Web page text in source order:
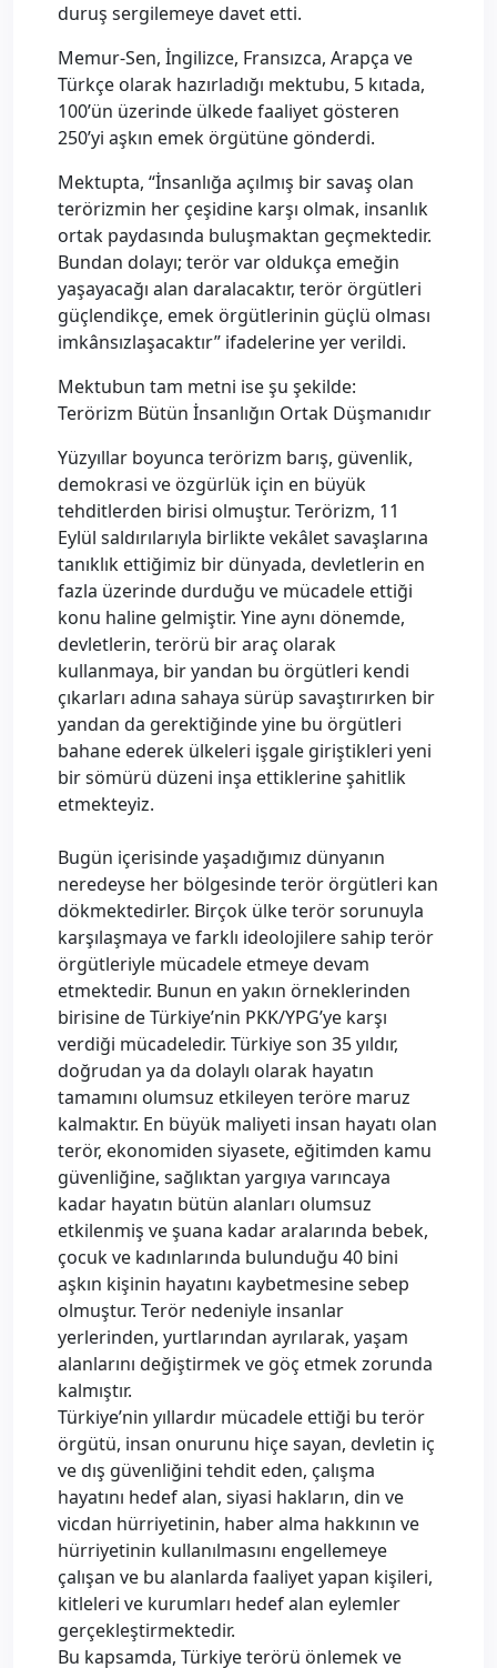
duruş sergilemeye davet etti.
Memur-Sen, İngilizce, Fransızca, Arapça ve
Türkçe olarak hazırladığı mektubu, 5 kıtada,
100’ün üzerinde ülkede faaliyet gösteren
250’yi aşkın emek örgütüne gönderdi.
Mektupta, “İnsanlığa açılmış bir savaş olan
terörizmin her çeşidine karşı olmak, insanlık
ortak paydasında buluşmaktan geçmektedir.
Bundan dolayı; terör var oldukça emeğin
yaşayacağı alan daralacaktır, terör örgütleri
güçlendikçe, emek örgütlerinin güçlü olması
imkânsızlaşacaktır” ifadelerine yer verildi.
Mektubun tam metni ise şu şekilde:
Terörizm Bütün İnsanlığın Ortak Düşmanıdır
Yüzyıllar boyunca terörizm barış, güvenlik,
demokrasi ve özgürlük için en büyük
tehditlerden birisi olmuştur. Terörizm, 11
Eylül saldırılarıyla birlikte vekâlet savaşlarına
tanıklık ettiğimiz bir dünyada, devletlerin en
fazla üzerinde durduğu ve mücadele ettiği
konu haline gelmiştir. Yine aynı dönemde,
devletlerin, terörü bir araç olarak
kullanmaya, bir yandan bu örgütleri kendi
çıkarları adına sahaya sürüp savaştırırken bir
yandan da gerektiğinde yine bu örgütleri
bahane ederek ülkeleri işgale giriştikleri yeni
bir sömürü düzeni inşa ettiklerine şahitlik
etmekteyiz.
Bugün içerisinde yaşadığımız dünyanın
neredeyse her bölgesinde terör örgütleri kan
dökmektedirler. Birçok ülke terör sorunuyla
karşılaşmaya ve farklı ideolojilere sahip terör
örgütleriyle mücadele etmeye devam
etmektedir. Bunun en yakın örneklerinden
birisine de Türkiye’nin PKK/YPG’ye karşı
verdiği mücadeledir. Türkiye son 35 yıldır,
doğrudan ya da dolaylı olarak hayatın
tamamını olumsuz etkileyen teröre maruz
kalmaktır. En büyük maliyeti insan hayatı olan
terör, ekonomiden siyasete, eğitimden kamu
güvenliğine, sağlıktan yargıya varıncaya
kadar hayatın bütün alanları olumsuz
etkilenmiş ve şuana kadar aralarında bebek,
çocuk ve kadınlarında bulunduğu 40 bini
aşkın kişinin hayatını kaybetmesine sebep
olmuştur. Terör nedeniyle insanlar
yerlerinden, yurtlarından ayrılarak, yaşam
alanlarını değiştirmek ve göç etmek zorunda
kalmıştır.
Türkiye’nin yıllardır mücadele ettiği bu terör
örgütü, insan onurunu hiçe sayan, devletin iç
ve dış güvenliğini tehdit eden, çalışma
hayatını hedef alan, siyasi hakların, din ve
vicdan hürriyetinin, haber alma hakkının ve
hürriyetinin kullanılmasını engellemeye
çalışan ve bu alanlarda faaliyet yapan kişileri,
kitleleri ve kurumları hedef alan eylemler
gerçekleştirmektedir.
Bu kapsamda, Türkiye terörü önlemek ve